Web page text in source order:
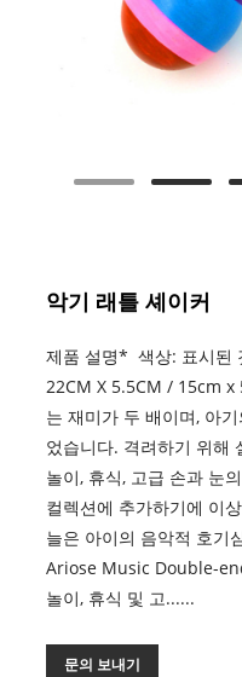
악기 래틀 셰이커
제품 설명* 색상: 표시된
22CM X 5.5CM / 15cm x
는 재미가 두 배이며, 아
었습니다. 격려하기 위해
놀이, 휴식, 고급 손과 눈
컬렉션에 추가하기에 이
늘은 아이의 음악적 호기
Ariose Music Double-
놀이, 휴식 및 고......
문의 보내기